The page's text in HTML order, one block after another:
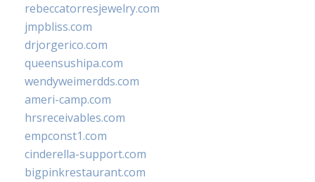
rebeccatorresjewelry.com
jmpbliss.com
drjorgerico.com
queensushipa.com
wendyweimerdds.com
ameri-camp.com
hrsreceivables.com
empconst1.com
cinderella-support.com
bigpinkrestaurant.com